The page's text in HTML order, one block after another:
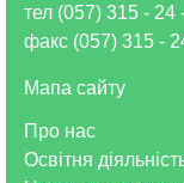
Про нас
Освітня
тел (057) 315 - 24
факс (057) 315 -
Мапа сайту